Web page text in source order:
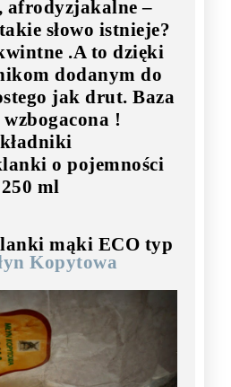
afrodyzjakalne –
słowo istnieje?
.A to dzięki
dodanym do
jak drut. Baza
wzbogacona !
o pojemności
250 ml
mąki ECO typ
Kopytowa